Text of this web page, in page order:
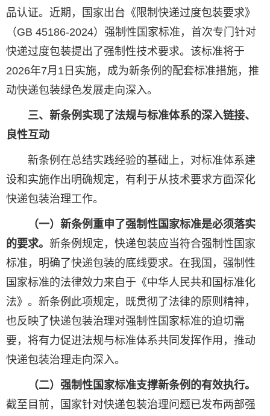
品认证。近期，国家出台《限制快递过度包装要求》
（GB 45186-2024）强制性国家标准，首次专门针对
快递过度包装提出了强制性技术要求。该标准将于
2026年7月1日实施，成为新条例的配套标准措施，推
动快递包装绿色发展走向深入。
三、新条例实现了法规与标准体系的深入链接、
良性互动
新条例在总结实践经验的基础上，对标准体系建
设和实施作出明确规定，有利于从技术要求方面深化
快递包装治理工作。
（一）新条例重申了强制性国家标准是必须落实
的要求。 新条例规定，快递包装应当符合强制性国家
标准，明确了快递包装的底线要求。在我国，强制性
国家标准的法律效力来自于《中华人民共和国标准化
法》。新条例此项规定，既贯彻了法律的原则精神，
也反映了快递包装治理对强制性国家标准的迫切需
要，将有力促进法规与标准体系共同发挥作用，推动
快递包装治理走向深入。
（二）强制性国家标准支撑新条例的有效执行。
截至目前，国家针对快递包装治理问题已发布两部强